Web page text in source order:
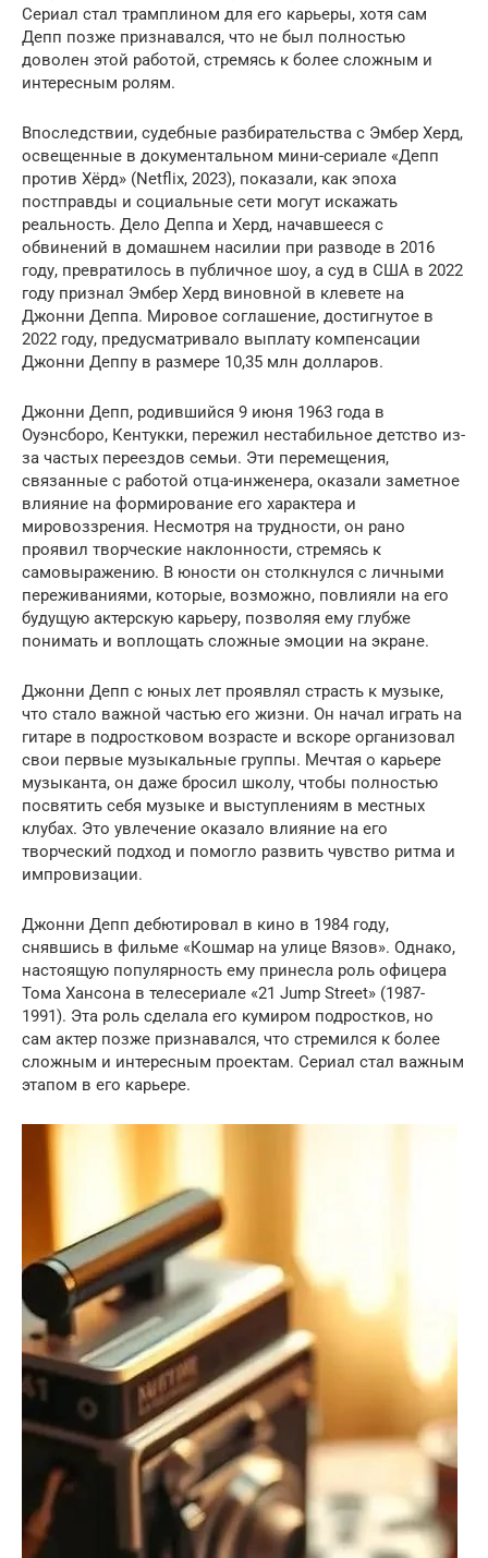
Сериал стал трамплином для его карьеры, хотя сам
Депп позже признавался, что не был полностью
доволен этой работой, стремясь к более сложным и
интересным ролям.
Впоследствии, судебные разбирательства с Эмбер Херд,
освещенные в документальном мини-сериале «Депп
против Хёрд» (Netflix, 2023), показали, как эпоха
постправды и социальные сети могут искажать
реальность. Дело Деппа и Херд, начавшееся с
обвинений в домашнем насилии при разводе в 2016
году, превратилось в публичное шоу, а суд в США в 2022
году признал Эмбер Херд виновной в клевете на
Джонни Деппа. Мировое соглашение, достигнутое в
2022 году, предусматривало выплату компенсации
Джонни Деппу в размере 10,35 млн долларов.
Джонни Депп, родившийся 9 июня 1963 года в
Оуэнсборо, Кентукки, пережил нестабильное детство из-
за частых переездов семьи. Эти перемещения,
связанные с работой отца-инженера, оказали заметное
влияние на формирование его характера и
мировоззрения. Несмотря на трудности, он рано
проявил творческие наклонности, стремясь к
самовыражению. В юности он столкнулся с личными
переживаниями, которые, возможно, повлияли на его
будущую актерскую карьеру, позволяя ему глубже
понимать и воплощать сложные эмоции на экране.
Джонни Депп с юных лет проявлял страсть к музыке,
что стало важной частью его жизни. Он начал играть на
гитаре в подростковом возрасте и вскоре организовал
свои первые музыкальные группы. Мечтая о карьере
музыканта, он даже бросил школу, чтобы полностью
посвятить себя музыке и выступлениям в местных
клубах. Это увлечение оказало влияние на его
творческий подход и помогло развить чувство ритма и
импровизации.
Джонни Депп дебютировал в кино в 1984 году,
снявшись в фильме «Кошмар на улице Вязов». Однако,
настоящую популярность ему принесла роль офицера
Тома Хансона в телесериале «21 Jump Street» (1987-
1991). Эта роль сделала его кумиром подростков, но
сам актер позже признавался, что стремился к более
сложным и интересным проектам. Сериал стал важным
этапом в его карьере.